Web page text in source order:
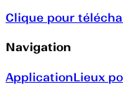
Clique pour
Navigation
ApplicationLieux